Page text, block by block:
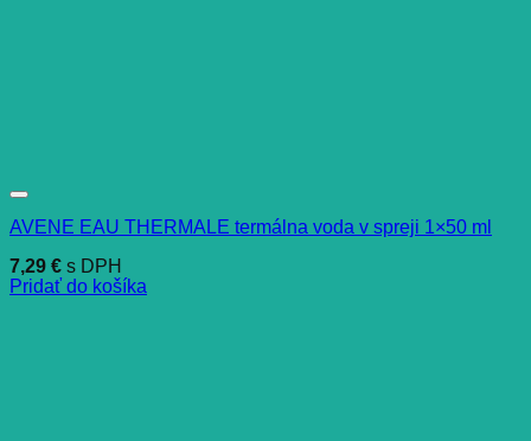
AVENE EAU THERMALE termálna voda v spreji 1×50 ml
7,29 € s DPH
Pridať do košíka